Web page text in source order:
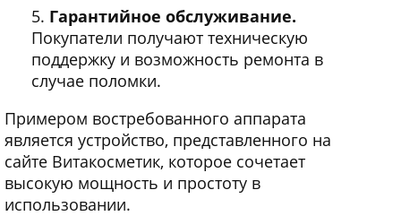
Гарантийное обслуживание.
Покупатели получают техническую
поддержку и возможность ремонта в
случае поломки.
Примером востребованного аппарата
является устройство, представленного на
сайте Витакосметик, которое сочетает
высокую мощность и простоту в
использовании.